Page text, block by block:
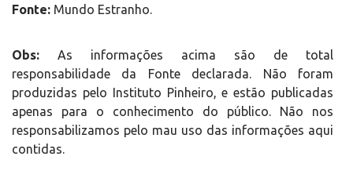
Fonte: Mundo Estranho.
Obs: As informações acima são de total
responsabilidade da Fonte declarada. Não foram
produzidas pelo Instituto Pinheiro, e estão publicadas
apenas para o conhecimento do público. Não nos
responsabilizamos pelo mau uso das informações aqui
contidas.